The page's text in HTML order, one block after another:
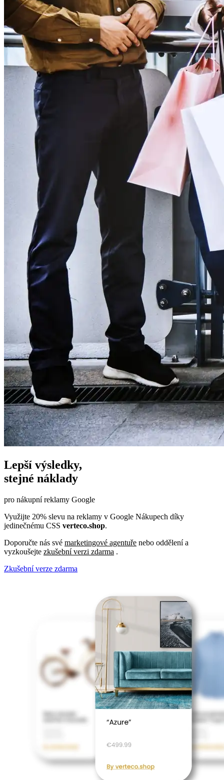
Lepší výsledky,
stejné náklady
pro nákupní reklamy Google
Využijte 20% slevu na reklamy v Google Nákupech díky
jedinečnému CSS verteco.shop.
Doporučte nás své marketingové agentuře nebo oddělení a
vyzkoušejte zkušební verzi zdarma .
Zkušební verze zdarma